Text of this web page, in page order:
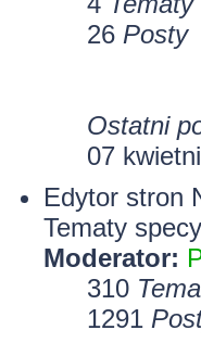
26 Posty
Ostatni
07
Edytor stron
Tematy
Moderator:
310
1291